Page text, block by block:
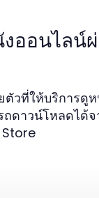
ออนไลน์
วที่ให้บริการดู
ดาวน์โหลดได้